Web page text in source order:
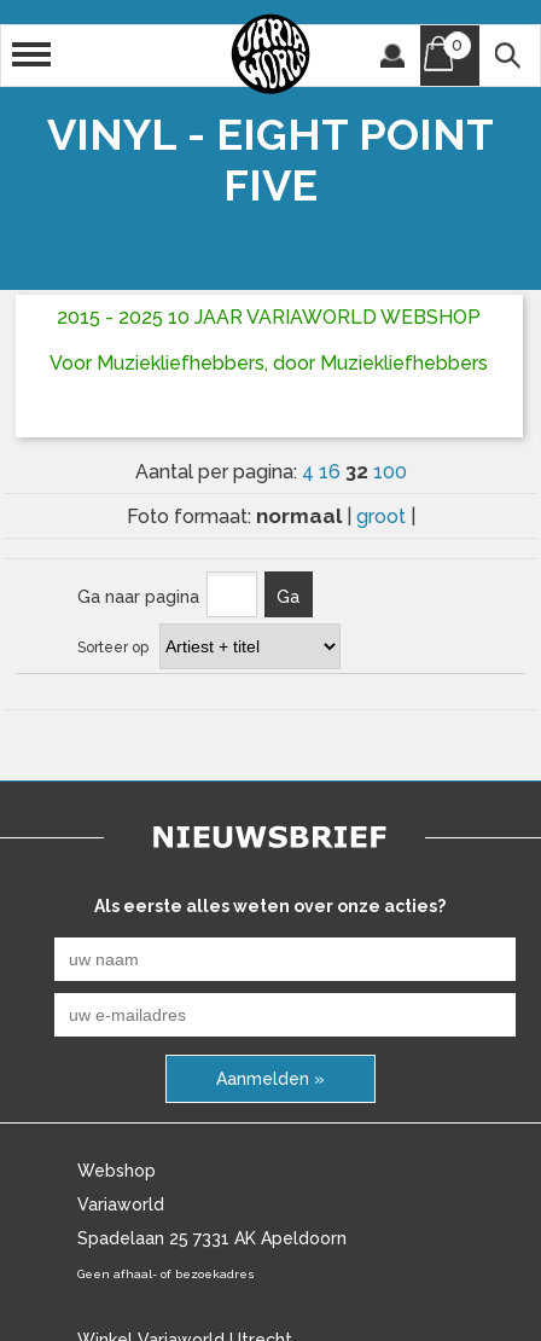
0
VINYL - EIGHT POINT
FIVE
2015 - 2025 10 JAAR VARIAWORLD WEBSHOP
Voor Muziekliefhebbers, door Muziekliefhebbers
Aantal per pagina: 4 16 32 100
Foto formaat: normaal groot
Ga naar pagina Ga
Sorteer op
Als eerste alles weten over onze acties?
Aanmelden »
Webshop
Variaworld
Spadelaan 25 7331 AK Apeldoorn
Geen afhaal- of bezoekadres